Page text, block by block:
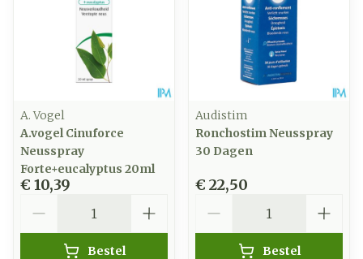
A. Vogel
A.vogel Cinuforce
Neusspray
Forte+eucalyptus 20ml
€ 10,39
Bestel
Audistim
Ronchostim Neusspray
30 Dagen
€ 22,50
Bestel